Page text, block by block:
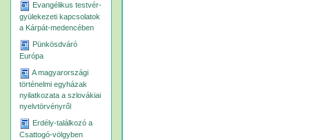
Evangélikus testvér-
gyülekezeti kapcsolatok
a Kárpát-medencében
Pünkösdváró
Európa
A magyarországi
történelmi egyházak
nyilatkozata a szlovákiai
nyelvtörvényről
Erdély-találkozó a
Csattogó-völgyben